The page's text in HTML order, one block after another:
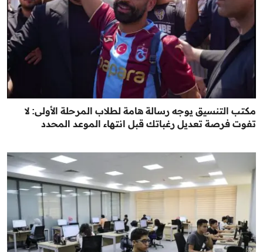
مكتب التنسيق يوجه رسالة هامة لطلاب المرحلة الأولى: لا
تفوت فرصة تعديل رغباتك قبل انتهاء الموعد المحدد